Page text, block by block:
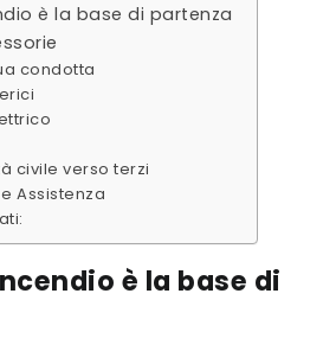
è la base di partenza
condotta
civile verso terzi
Assistenza
è la base di